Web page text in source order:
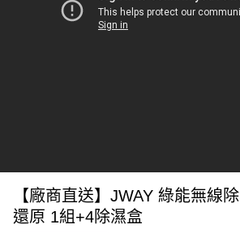
【廠商直送】JWAY 綠能無線
還原 1組+4除濕盒